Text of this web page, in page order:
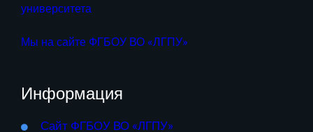
университета
Мы на сайте ФГБОУ ВО «ЛГПУ»
Информация
Сайт ФГБОУ ВО «ЛГПУ»